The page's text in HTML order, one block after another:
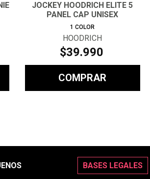
JOCKEY HOODRICH ELITE 5
PANEL CAP UNISEX
1 COLOR
HOODRICH
$39.990
COMPRAR
BASES LEGALES